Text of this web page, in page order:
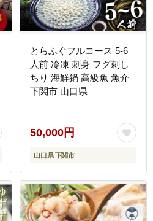
とらふぐフルコース 5-6
人前 冷凍 刺身 フグ刺し
ちり 海鮮鍋 高級魚 魚介
下関市 山口県
50,000円
山口県 下関市